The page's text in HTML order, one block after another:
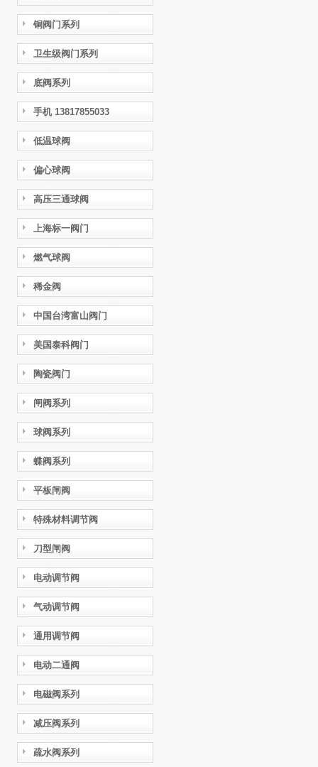
铜阀门系列
卫生级阀门系列
底阀系列
手机 13817855033
低温球阀
偏心球阀
高压三通球阀
上海标一阀门
燃气球阀
稀金阀
中国台湾富山阀门
美国泰科阀门
陶瓷阀门
闸阀系列
球阀系列
蝶阀系列
平板闸阀
特殊材料调节阀
刀型闸阀
电动调节阀
气动调节阀
通用调节阀
电动二通阀
电磁阀系列
减压阀系列
疏水阀系列